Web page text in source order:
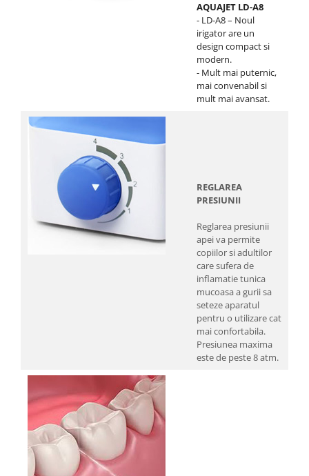
AQUAJET LD-A8
- LD-A8 – Noul
irigator are un
design compact si
modern.
- Mult mai puternic,
mai convenabil si
mult mai avansat.
REGLAREA
PRESIUNII
Reglarea presiunii
apei va permite
copiilor si adultilor
care sufera de
inflamatie tunica
mucoasa a gurii sa
seteze aparatul
pentru o utilizare cat
mai confortabila.
Presiunea maxima
este de peste 8 atm.